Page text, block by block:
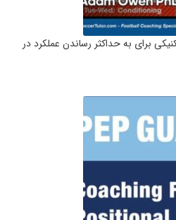
برای به حداکثر رساندن عملکرد در